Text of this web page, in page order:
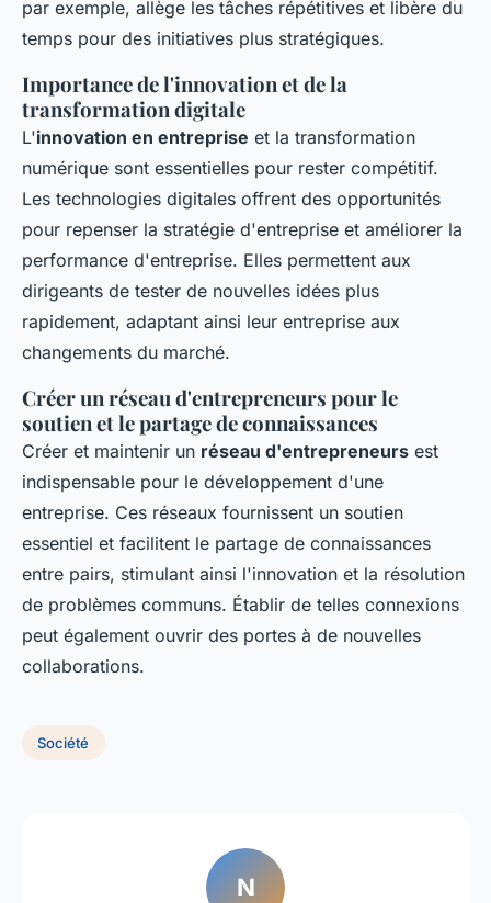
par exemple, allège les tâches répétitives et libère du
temps pour des initiatives plus stratégiques.
Importance de l'innovation et de la
transformation digitale
L'innovation en entreprise et la transformation
numérique sont essentielles pour rester compétitif.
Les technologies digitales offrent des opportunités
pour repenser la stratégie d'entreprise et améliorer la
performance d'entreprise. Elles permettent aux
dirigeants de tester de nouvelles idées plus
rapidement, adaptant ainsi leur entreprise aux
changements du marché.
Créer un réseau d'entrepreneurs pour le
soutien et le partage de connaissances
Créer et maintenir un réseau d'entrepreneurs est
indispensable pour le développement d'une
entreprise. Ces réseaux fournissent un soutien
essentiel et facilitent le partage de connaissances
entre pairs, stimulant ainsi l'innovation et la résolution
de problèmes communs. Établir de telles connexions
peut également ouvrir des portes à de nouvelles
collaborations.
Société
N